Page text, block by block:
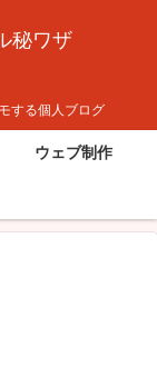
秘ワザ
する個人ブログ
ウェブ制作